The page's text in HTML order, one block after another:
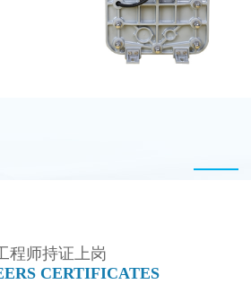
程师持证上岗
CERTIFICATES